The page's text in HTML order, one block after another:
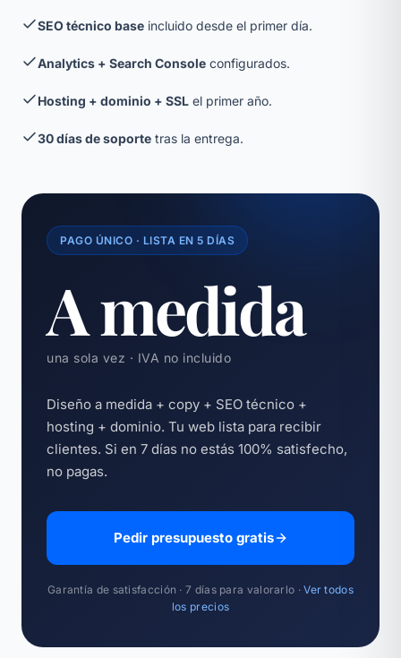
SEO técnico base incluido desde el primer día.
Analytics + Search Console configurados.
Hosting + dominio + SSL el primer año.
30 días de soporte tras la entrega.
PAGO ÚNICO · LISTA EN 5 DÍAS
A medida
una sola vez · IVA no incluido
Diseño a medida + copy + SEO técnico +
hosting + dominio. Tu web lista para recibir
clientes. Si en 7 días no estás 100% satisfecho,
no pagas.
Pedir presupuesto gratis
Garantía de satisfacción · 7 días para valorarlo ·Ver todos
los precios